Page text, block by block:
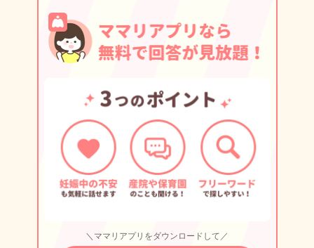
＼ママリアプリをダウンロードして／